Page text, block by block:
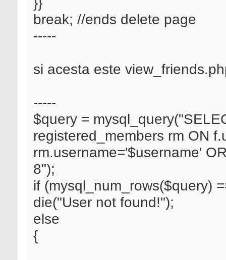
break; //ends delete page
-----
si acesta este
-----
$query =
registered_members rm ON
rm.username='$username'
8");
if (mysql_num_rows($query)
die("User not found!");
else
{